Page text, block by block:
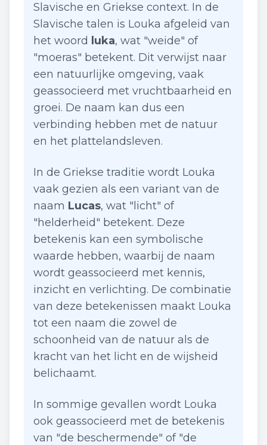
Slavische en Griekse context. In de
Slavische talen is Louka afgeleid van
het woord
luka, wat "weide" of
"moeras" betekent. Dit verwijst naar
een natuurlijke omgeving, vaak
geassocieerd met vruchtbaarheid en
groei. De naam kan dus een
verbinding hebben met de natuur
en het plattelandsleven.
In de Griekse traditie wordt Louka
vaak gezien als een variant van de
naam Lucas, wat "licht" of
"helderheid" betekent. Deze
betekenis kan een symbolische
waarde hebben, waarbij de naam
wordt geassocieerd met kennis,
inzicht en verlichting. De combinatie
van deze betekenissen maakt Louka
tot een naam die zowel de
schoonheid van de natuur als de
kracht van het licht en de wijsheid
belichaamt.
In sommige gevallen wordt Louka
ook geassocieerd met de betekenis
van "de beschermende" of "de